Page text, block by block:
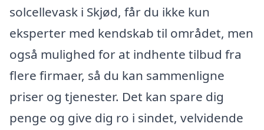
solcellevask i Skjød, får du ikke kun
eksperter med kendskab til området, men
også mulighed for at indhente tilbud fra
flere firmaer, så du kan sammenligne
priser og tjenester. Det kan spare dig
penge og give dig ro i sindet, velvidende